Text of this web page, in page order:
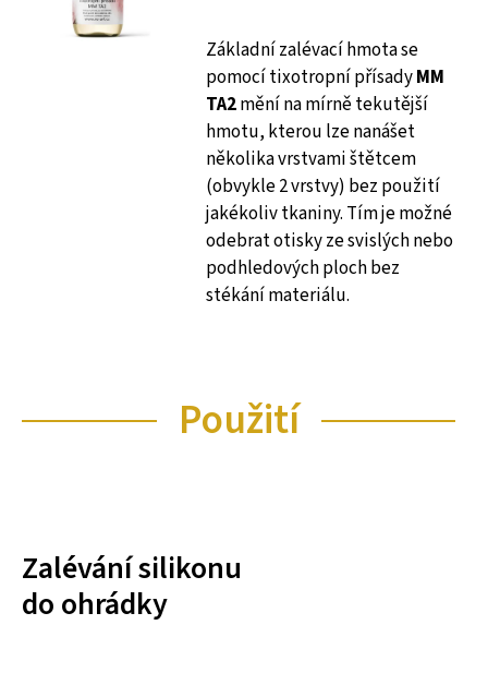
Základní zalévací hmota se
pomocí tixotropní přísadyMM
TA2mění na mírně tekutější
hmotu, kterou lze nanášet
několika vrstvami štětcem
(obvykle 2 vrstvy) bez použití
jakékoliv tkaniny. Tím je možné
odebrat otisky ze svislých nebo
podhledových ploch bez
stékání materiálu.
Použití
Zalévání silikonu
do ohrádky